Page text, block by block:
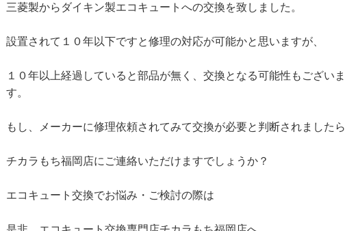
三菱製からダイキン製エコキュートへの交換を致しました。
設置されて１０年以下ですと修理の対応が可能かと思いますが、
１０年以上経過していると部品が無く、交換となる可能性もございま
す。
もし、メーカーに修理依頼されてみて交換が必要と判断されましたら
チカラもち福岡店にご連絡いただけますでしょうか？
エコキュート交換でお悩み・ご検討の際は